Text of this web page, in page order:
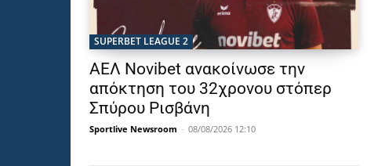
SUPERBET LEAGUE 2
ΑΕΛ Novibet ανακοίνωσε την
απόκτηση του 32χρονου στόπερ
Σπύρου Ρισβάνη
Sportlive Newsroom - 08/08/2026 12:10